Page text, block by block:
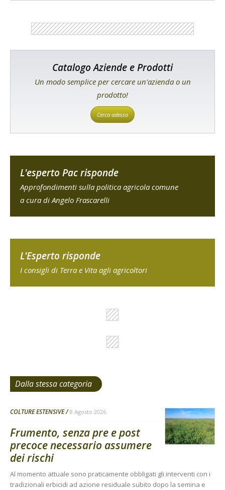
Catalogo Aziende e Prodotti
Un modo semplice per cercare un'azienda o un
prodotto!
Cerca adesso
L'esperto Pac risponde
Approfondimenti sulla politica agricola comune
a cura di Angelo Frascarelli
L'Esperto risponde
I consigli di Terra e Vita agli agricoltori
Dalla stessa categoria
COLTURE ESTENSIVE 8 Agosto 2026
Frumento, senza pre e post
precoce necessario assumere
dei rischi
Al momento attuale sono praticamente obbligati gli interventi con i
tradizionali erbicidi ad azione residuale subito dopo la semina e